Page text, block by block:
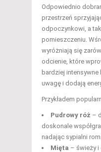
Odpowiednio
przestrzeń
odpoczynkowi, a
pomieszczeniu.
wyróżniają się
odcienie, które
bardziej intensywne
uwagę i dodają
Przykładem
Pudrowy róż –
doskonale
nadając sypialni
Mięta – świeży i